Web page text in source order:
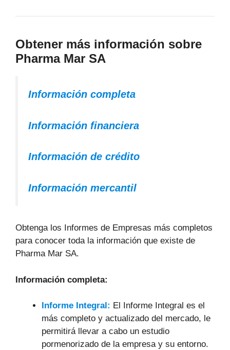
Obtener más información sobre
Pharma Mar SA
Información completa
Información financiera
Información de crédito
Información mercantil
Obtenga los Informes de Empresas más completos
para conocer toda la información que existe de
Pharma Mar SA.
Información completa:
Informe Integral: El Informe Integral es el
más completo y actualizado del mercado, le
permitirá llevar a cabo un estudio
pormenorizado de la empresa y su entorno.